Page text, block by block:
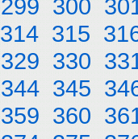
299 300
314 315
329 330
344 345
359 360